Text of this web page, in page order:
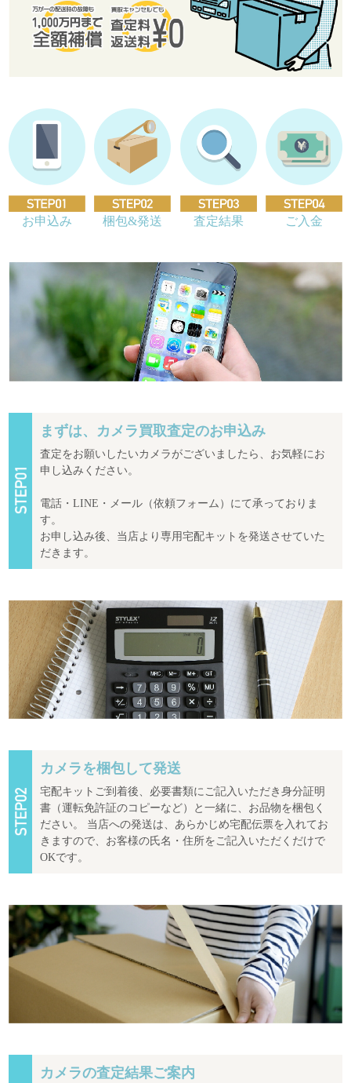
お申込み 梱包&発送 査定結果 ご入金
まずは、カメラ買取査定のお申込み
査定をお願いしたいカメラがございましたら、お気軽にお
申し込みください。
電話・LINE・メール（依頼フォーム）にて承っておりま
す。
お申し込み後、当店より専用宅配キットを発送させていた
だきます。
カメラを梱包して発送
宅配キットご到着後、必要書類にご記入いただき身分証明
書（運転免許証のコピーなど）と一緒に、お品物を梱包く
ださい。 当店への発送は、あらかじめ宅配伝票を入れてお
きますので、お客様の氏名・住所をご記入いただくだけで
OKです。
カメラの査定結果ご案内